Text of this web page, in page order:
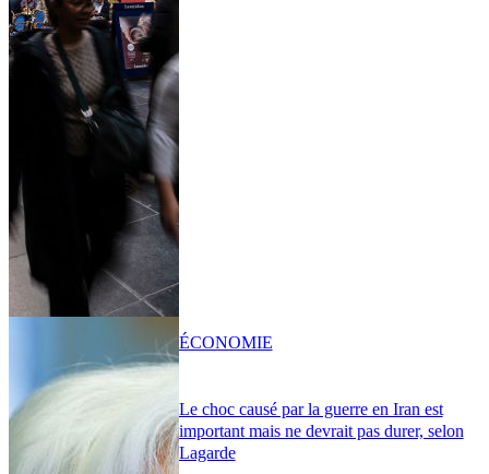
Le choc causé par la guerre en Iran est
important mais ne devrait pas durer, selon
Lagarde
ÉCONOMIE